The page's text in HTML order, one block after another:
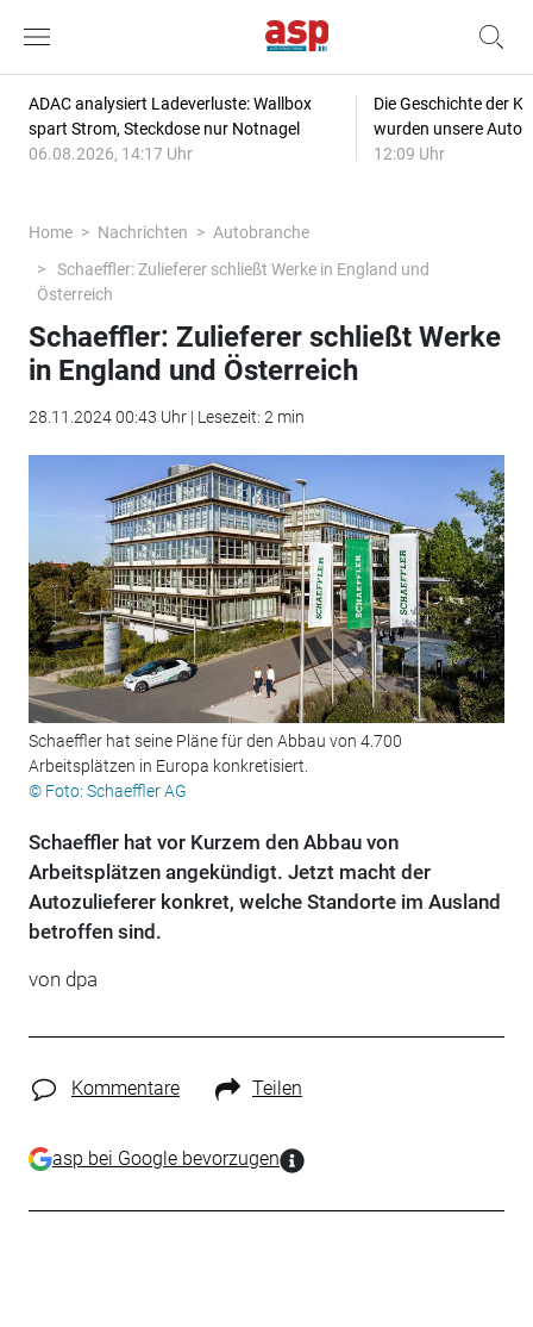
ADAC analysiert Ladeverluste: Wallbox
spart Strom, Steckdose nur Notnagel
06.08.2026, 14:17 Uhr
Die Geschichte der
wurden unsere
12:09 Uhr
Home Nachrichten
Autobranche
Schaeffler: Zulieferer schließt Werke in England und
Österreich
Schaeffler: Zulieferer schließt Werke
in England und Österreich
28.11.2024 00:43 Uhr | Lesezeit: 2 min
Schaeffler hat seine Pläne für den Abbau von 4.700
Arbeitsplätzen in Europa konkretisiert.
© Foto: Schaeffler AG
Schaeffler hat vor Kurzem den Abbau von
Arbeitsplätzen angekündigt. Jetzt macht der
Autozulieferer konkret, welche Standorte im Ausland
betroffen sind.
von dpa
Kommentare Teilen
asp bei Google bevorzugen